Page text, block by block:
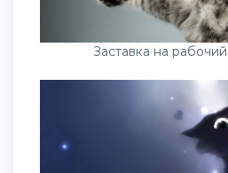
Заставка на